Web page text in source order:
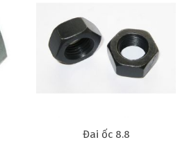
Đai ốc 8.8